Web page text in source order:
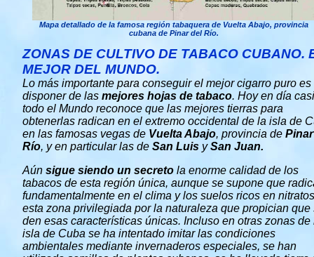
Mapa detallado de la famosa región tabaquera de Vuelta Abajo, provincia
cubana de Pinar del Río.
ZONAS DE CULTIVO DE TABACO CUBANO.
MEJOR DEL MUNDO.
Lo más importante para conseguir el mejor cigarro puro es
disponer de las mejores hojas de tabaco. Hoy en día casi
todo el Mundo reconoce que las mejores tierras para
obtenerlas radican en el extremo occidental de la isla de
en las famosas vegas de Vuelta Abajo, provincia de
Río, y en particular las de San Luis ySan Juan.
Aún sigue siendo un secreto la enorme calidad de los
tabacos de esta región única, aunque se supone que
fundamentalmente en el clima y los suelos ricos en
esta zona privilegiada por la naturaleza que propician que
den esas características únicas. Incluso en otras zonas de
isla de Cuba se ha intentado imitar las condiciones
ambientales mediante invernaderos especiales, se han